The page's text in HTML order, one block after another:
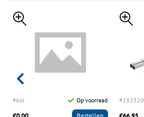
#kor Op voorraad #182320